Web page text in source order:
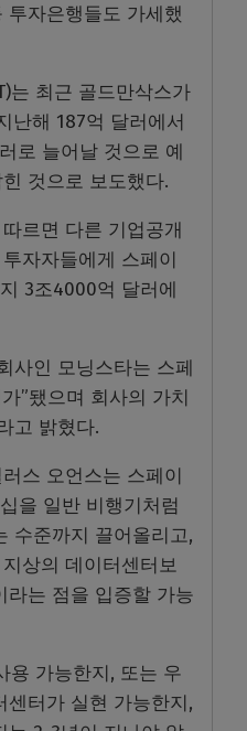
투자은행들도 가세했
는 최근 골드만삭스가
난해 187억 달러에서
로 늘어날 것으로 예
것으로 보도했다.
르면 다른 기업공개
자자들에게 스페이
3조4000억 달러에
사인 모닝스타는 스페
”됐으며 회사의 가치
고 밝혔다.
스 오언스는 스페이
을 일반 비행기처럼
수준까지 끌어올리고,
상의 데이터센터보
라는 점을 입증할 가능
용 가능한지, 또는 우
센터가 실현 가능한지,